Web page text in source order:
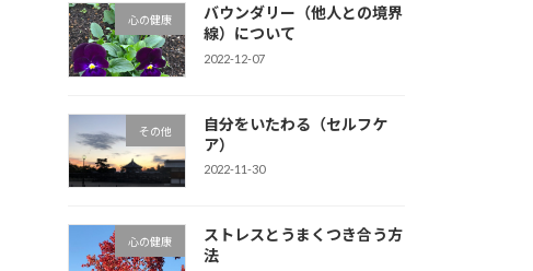
心の健康
バウンダリー（他人との境界
線）について
2022-12-07
その他
自分をいたわる（セルフケ
ア）
2022-11-30
心の健康
ストレスとうまくつき合う方
法